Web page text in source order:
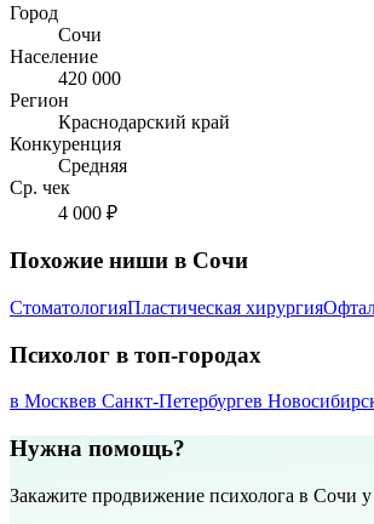
Город
Сочи
Население
420 000
Регион
Краснодарский край
Конкуренция
Средняя
Ср. чек
4 000 ₽
Похожие ниши в Сочи
СтоматологияПластическая хирургия
Психолог в топ-городах
в Москвев Санкт-Петербургев
Нужна помощь?
Закажите продвижение психолога в Сочи